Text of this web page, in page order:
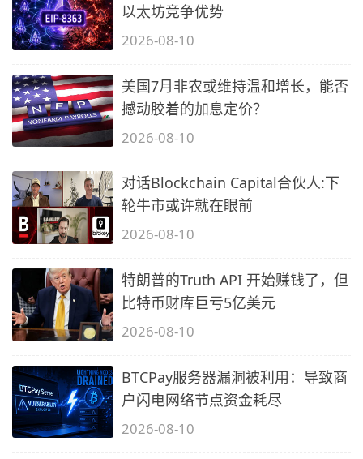
以太坊竞争优势
2026-08-10
美国7月非农或维持温和增长，能否
撼动胶着的加息定价？
2026-08-10
对话Blockchain Capital合伙人:下
轮牛市或许就在眼前
2026-08-10
特朗普的Truth API 开始赚钱了，但
比特币财库巨亏5亿美元
2026-08-10
BTCPay服务器漏洞被利用：导致商
户闪电网络节点资金耗尽
2026-08-10